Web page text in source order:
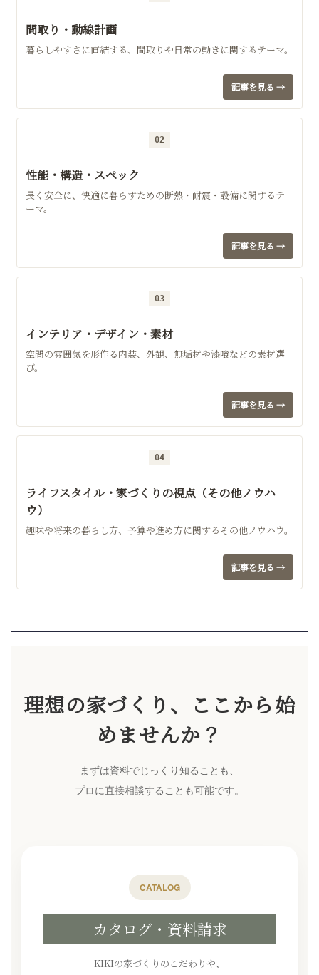
間取り・動線計画
暮らしやすさに直結する、間取りや日常の動きに関するテーマ。
記事を見る →
02
性能・構造・スペック
長く安全に、快適に暮らすための断熱・耐震・設備に関するテ
ーマ。
記事を見る →
03
インテリア・デザイン・素材
空間の雰囲気を形作る内装、外観、無垢材や漆喰などの素材選
び。
記事を見る →
04
ライフスタイル・家づくりの視点（その他ノウハ
ウ）
趣味や将来の暮らし方、予算や進め方に関するその他ノウハウ。
記事を見る →
理想の家づくり、ここから始
めませんか？
まずは資料でじっくり知ることも、
プロに直接相談することも可能です。
CATALOG
カタログ・資料請求
KIKIの家づくりのこだわりや、